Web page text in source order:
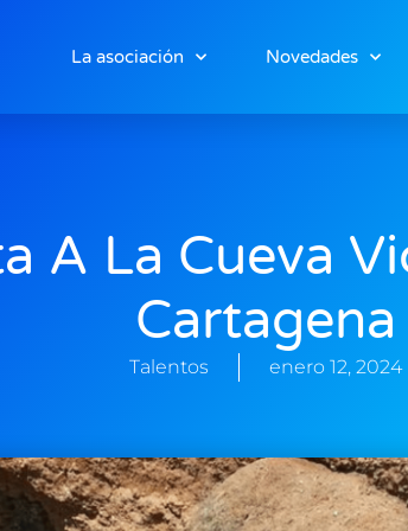
La asociación Novedades
A La Cueva
Cartagena
Talentos enero 12, 2024